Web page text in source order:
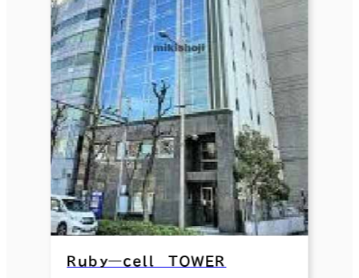
Ｒｕｂｙ―ｃｅｌｌ ＴＯＷＥＲ